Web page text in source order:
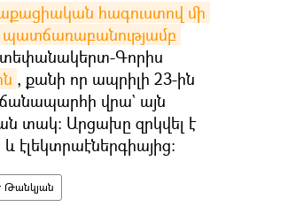
հագուստով մի
Գորիս
, քանի որ ապրիլի 23-ին
վրա` այն
տակ։ Արցախը զրկվել է
Թանկյան